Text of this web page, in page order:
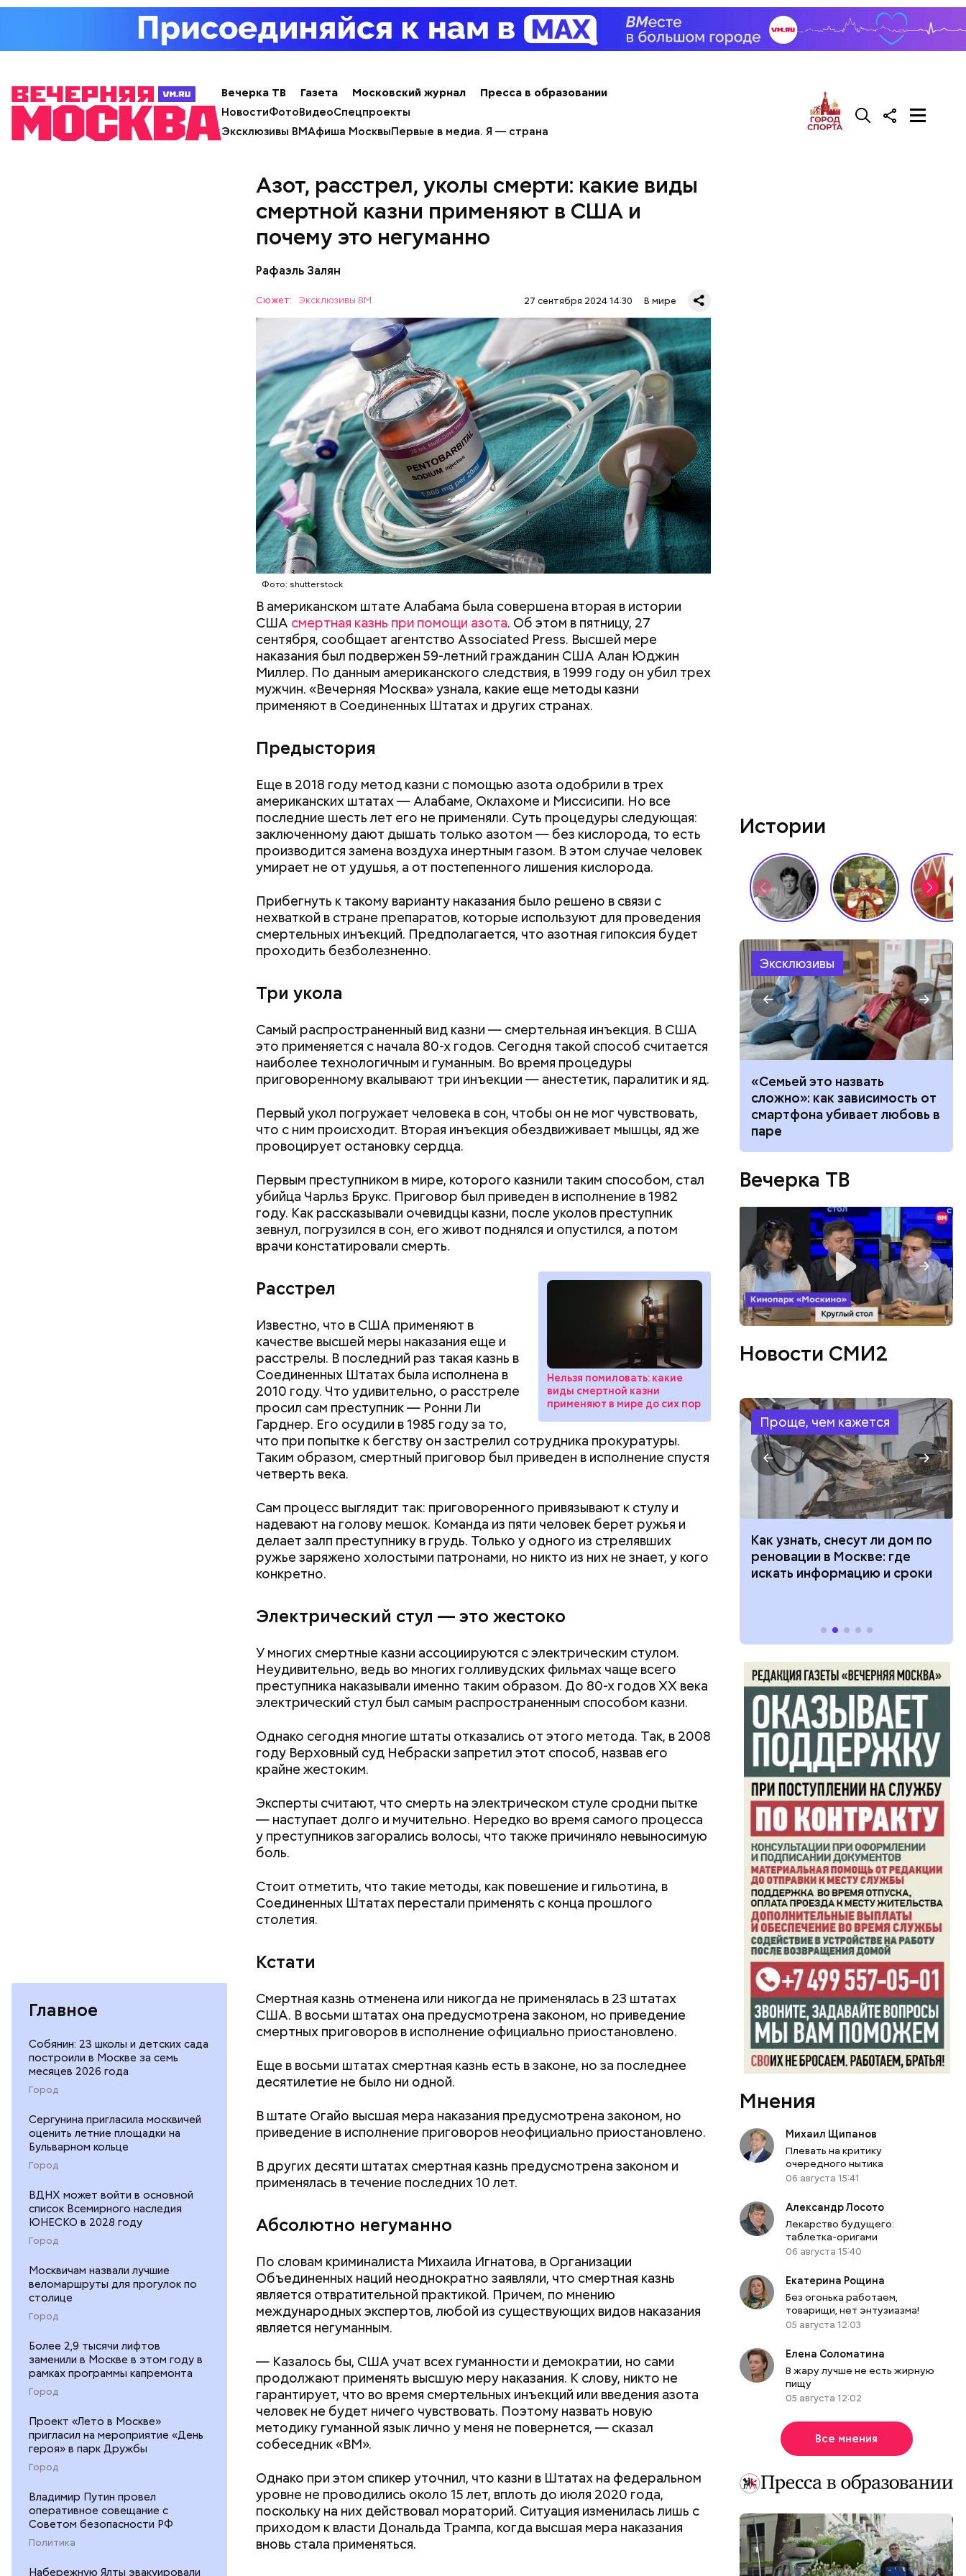
Вечерка ТВ Газета Московский журнал
Пресса в образовании
НовостиФотоВидеоСпецпроекты
Эксклюзивы ВМАфиша МосквыПервые в медиа. Я — страна
Главное
Собянин: 23 школы и детских сада
построили в Москве за семь
месяцев 2026 года
Город
Сергунина пригласила москвичей
оценить летние площадки на
Бульварном кольце
Город
ВДНХ может войти в основной
список Всемирного наследия
ЮНЕСКО в 2028 году
Город
Москвичам назвали лучшие
веломаршруты для прогулок по
столице
Город
Более 2,9 тысячи лифтов
заменили в Москве в этом году в
рамках программы капремонта
Город
Проект «Лето в Москве»
пригласил на мероприятие «День
героя» в парк Дружбы
Город
Владимир Путин провел
оперативное совещание с
Советом безопасности РФ
Политика
Набережную Ялты эвакуировали
Азот, расстрел, уколы смерти: какие виды
смертной казни применяют в США и
почему это негуманно
Рафаэль Залян
Сюжет: Эксклюзивы ВМ 27 сентября 2024 14:30 В мире
Фото: shutterstock
В американском штате Алабама была совершена вторая в истории
США смертная казнь при помощи азота. Об этом в пятницу, 27
сентября, сообщает агентство Associated Press. Высшей мере
наказания был подвержен 59-летний гражданин CША Алан Юджин
Миллер. По данным американского следствия, в 1999 году он убил трех
мужчин. «Вечерняя Москва» узнала, какие еще методы казни
применяют в Соединенных Штатах и других странах.
Предыстория
Еще в 2018 году метод казни с помощью азота одобрили в трех
американских штатах — Алабаме, Оклахоме и Миссисипи. Но все
последние шесть лет его не применяли. Суть процедуры следующая:
заключенному дают дышать только азотом — без кислорода, то есть
производится замена воздуха инертным газом. В этом случае человек
умирает не от удушья, а от постепенного лишения кислорода.
Прибегнуть к такому варианту наказания было решено в связи с
нехваткой в стране препаратов, которые используют для проведения
смертельных инъекций. Предполагается, что азотная гипоксия будет
проходить безболезненно.
Три укола
Самый распространенный вид казни — смертельная инъекция. В США
это применяется с начала 80-х годов. Сегодня такой способ считается
наиболее технологичным и гуманным. Во время процедуры
приговоренному вкалывают три инъекции — анестетик, паралитик и яд.
Первый укол погружает человека в сон, чтобы он не мог чувствовать,
что с ним происходит. Вторая инъекция обездвиживает мышцы, яд же
провоцирует остановку сердца.
Первым преступником в мире, которого казнили таким способом, стал
убийца Чарльз Брукс. Приговор был приведен в исполнение в 1982
году. Как рассказывали очевидцы казни, после уколов преступник
зевнул, погрузился в сон, его живот поднялся и опустился, а потом
врачи констатировали смерть.
Нельзя помиловать: какие
виды смертной казни
применяют в мире до сих пор
Расстрел
Известно, что в США применяют в
качестве высшей меры наказания еще и
расстрелы. В последний раз такая казнь в
Соединенных Штатах была исполнена в
2010 году. Что удивительно, о расстреле
просил сам преступник — Ронни Ли
Гарднер. Его осудили в 1985 году за то,
что при попытке к бегству он застрелил сотрудника прокуратуры.
Таким образом, смертный приговор был приведен в исполнение спустя
четверть века.
Сам процесс выглядит так: приговоренного привязывают к стулу и
надевают на голову мешок. Команда из пяти человек берет ружья и
делает залп преступнику в грудь. Только у одного из стрелявших
ружье заряжено холостыми патронами, но никто из них не знает, у кого
конкретно.
Электрический стул — это жестоко
У многих смертные казни ассоциируются с электрическим стулом.
Неудивительно, ведь во многих голливудских фильмах чаще всего
преступника наказывали именно таким образом. До 80-х годов XX века
электрический стул был самым распространенным способом казни.
Однако сегодня многие штаты отказались от этого метода. Так, в 2008
году Верховный суд Небраски запретил этот способ, назвав его
крайне жестоким.
Эксперты считают, что смерть на электрическом стуле сродни пытке
— наступает долго и мучительно. Нередко во время самого процесса
у преступников загорались волосы, что также причиняло невыносимую
боль.
Стоит отметить, что такие методы, как повешение и гильотина, в
Соединенных Штатах перестали применять с конца прошлого
столетия.
Кстати
Смертная казнь отменена или никогда не применялась в 23 штатах
США. В восьми штатах она предусмотрена законом, но приведение
смертных приговоров в исполнение официально приостановлено.
Еще в восьми штатах смертная казнь есть в законе, но за последнее
десятилетие не было ни одной.
В штате Огайо высшая мера наказания предусмотрена законом, но
приведение в исполнение приговоров неофициально приостановлено.
В других десяти штатах смертная казнь предусмотрена законом и
применялась в течение последних 10 лет.
Абсолютно негуманно
По словам криминалиста Михаила Игнатова, в Организации
Объединенных наций неоднократно заявляли, что смертная казнь
является отвратительной практикой. Причем, по мнению
международных экспертов, любой из существующих видов наказания
является негуманным.
— Казалось бы, США учат всех гуманности и демократии, но сами
продолжают применять высшую меру наказания. К слову, никто не
гарантирует, что во время смертельных инъекций или введения азота
человек не будет ничего чувствовать. Поэтому назвать новую
методику гуманной язык лично у меня не повернется, — сказал
собеседник «ВМ».
Однако при этом спикер уточнил, что казни в Штатах на федеральном
уровне не проводились около 15 лет, вплоть до июля 2020 года,
поскольку на них действовал мораторий. Ситуация изменилась лишь с
приходом к власти Дональда Трампа, когда высшая мера наказания
вновь стала применяться.
— Выходите в плавание на надежных и крепких плавательных
средствах. Никогда не выбрасывайте во время круиза биоотходы или
остатки продуктов за борт, чтобы хищники не взяли ваш след. Не
купайтесь в ночное время суток, когда у некоторых акул период
активной охоты. Например, ночь — это время круглоголовой и
гигантской акулы-молот, — пояснил спикер.
объяснил, почему акулы
нападают на человека
Особенно опасно контактировать с водой, если вы оказались в
открытом море и получили порез или ранку. Акула чувствует даже
Если вы поранились в воде, сразу же выходите на берег.
— Хищник чувствует кровь, разведенную в морской воде в пропорции
Он также уточнил, что у человека крайне мало шансов выжить, если он
окажется на пути у акулы. Ни один метод и способ защиты или
обороны в стрессовой ситуации не помогает, ведь у морского
обитателя больше преимуществ в воде как по выносливости, так и по
силе.
Акулы — опасные хищные рыбы, которые в последние годы очень
активно нападают на туристов в курортных зонах. «Вечерняя Москва»
решила вспомнитьтоп-5 самых страшных случаев.
Истории
Эксклюзивы
Вода за 10 тысяч: поможет ли
лишний вес
Не трясти и не рубить: как
чем засеять почву
«Семьей это назвать
сложно»: как зависимость от
смартфона убивает любовь в
паре
Вечерка ТВ
Новости СМИ2
Проще, чем кажется
Как поменять батареи дома и
не получить штраф
Как получить до 100 тысяч
рублей от государства при
Как узнать, снесут ли дом по
реновации в Москве: где
искать информацию и сроки
Мнения
Михаил Щипанов
Плевать на критику
очередного нытика
06 августа 15:41
Александр Лосото
Лекарство будущего:
таблетка-оригами
06 августа 15:40
Екатерина Рощина
Без огонька работаем,
товарищи, нет энтузиазма!
05 августа 12:03
Елена Соломатина
В жару лучше не есть жирную
пищу
05 августа 12:02
Все мнения